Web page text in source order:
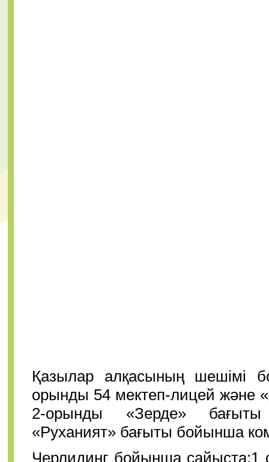
Қазылар алқасының шешімі
орынды 54 мектеп-лицей және
2-орынды «Зерде»
«Руханият» бағыты бойынша
Черлидинг бойынша